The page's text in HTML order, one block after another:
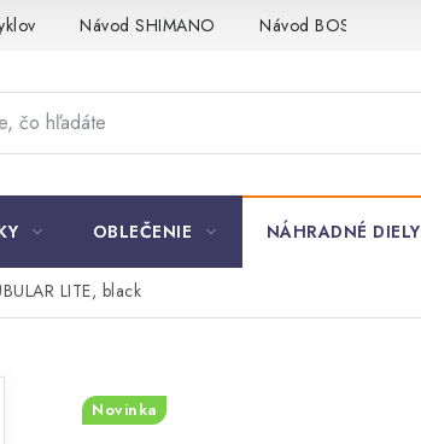
Návod SHIMANO Návod BOSCH
OBLEČENIE NÁHRADNÉ DIELY
LITE, black
Novinka